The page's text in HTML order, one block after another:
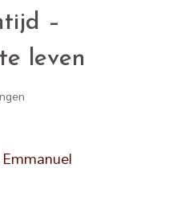
–
leven